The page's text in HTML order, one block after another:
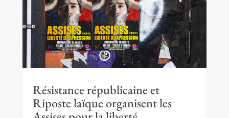
Résistance républicaine et
Riposte laïque organisent les